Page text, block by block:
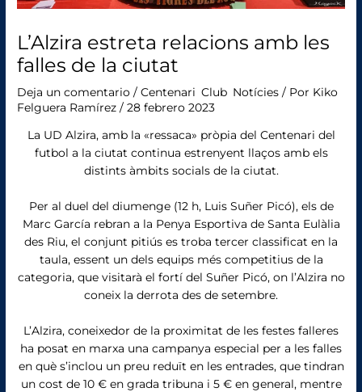
L’Alzira estreta relacions amb les
falles de la ciutat
Deja un comentario /Centenari ,Club Notícies / Por Kiko
Felguera Ramírez/28 febrero 2023
La UD Alzira, amb la «ressaca» pròpia del Centenari del
futbol a la ciutat continua estrenyent llaços amb els
distints àmbits socials de la ciutat.
Per al duel del diumenge (12 h, Luis Suñer Picó), els de
Marc García rebran a la Penya Esportiva de Santa Eulàlia
des Riu, el conjunt pitiús es troba tercer classificat en la
taula, essent un dels equips més competitius de la
categoria, que visitarà el fortí del Suñer Picó, on l’Alzira no
coneix la derrota des de setembre.
L’Alzira, coneixedor de la proximitat de les festes falleres
ha posat en marxa una campanya especial per a les falles
en què s’inclou un preu reduït en les entrades, que tindran
un cost de 10 € en grada tribuna i 5 € en general, mentre